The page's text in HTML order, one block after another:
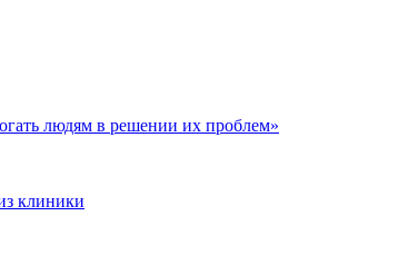
людям в решении их проблем»
клиники